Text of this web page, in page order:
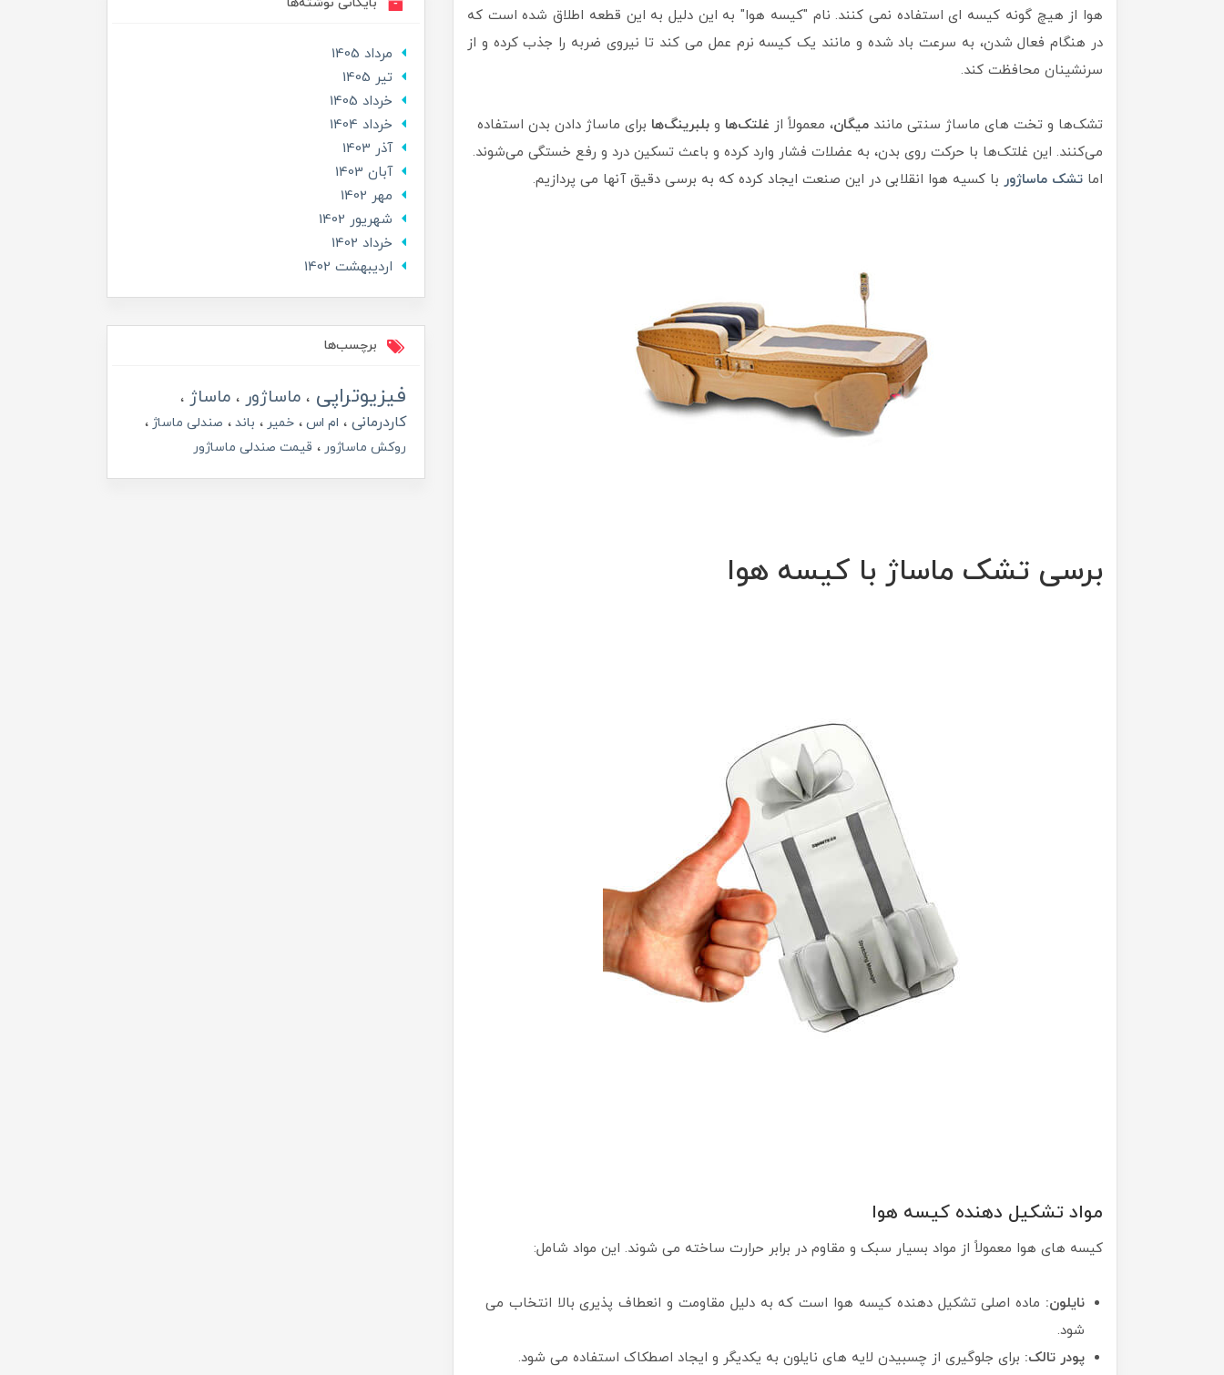
هوا از هیچ گونه کیسه ای استفاده نمی کنند. نام "کیسه هوا" به این دلیل به این قطعه اطلاق شده است که
در هنگام فعال شدن، به سرعت باد شده و مانند یک کیسه نرم عمل می کند تا نیروی ضربه را جذب کرده و از
سرنشینان محافظت کند.
تشک‌ها و تخت های ماساژ سنتی مانند میگان، معمولاً از غلتک‌ها و بلبرینگ‌ها برای ماساژ دادن بدن استفاده
می‌کنند. این غلتک‌ها با حرکت روی بدن، به عضلات فشار وارد کرده و باعث تسکین درد و رفع خستگی می‌شوند.
اما تشک ماساژور با کسیه هوا انقلابی در این صنعت ایجاد کرده که به برسی دقیق آنها می پردازیم.
برسی تشک ماساژ با کیسه هوا
مواد تشکیل دهنده کیسه هوا
کیسه های هوا معمولاً از مواد بسیار سبک و مقاوم در برابر حرارت ساخته می شوند. این مواد شامل:
نایلون: ماده اصلی تشکیل دهنده کیسه هوا است که به دلیل مقاومت و انعطاف پذیری بالا انتخاب می
شود.
پودر تالک: برای جلوگیری از چسبیدن لایه های نایلون به یکدیگر و ایجاد اصطکاک استفاده می شود.
مرداد 1405
تير 1405
خرداد 1405
خرداد 1404
آذر 1403
آبان 1403
مهر 1402
شهریور 1402
خرداد 1402
ارديبهشت 1402
برچسب‌ها
فیزیوتراپی ماساژور ماساژ
کاردرمانی ام اس خمیر باند
صندلی ماساژ
روکش ماساژور
قیمت صندلی ماساژور